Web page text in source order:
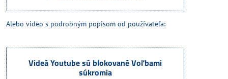
Alebo video s podrobným popisom od používateľa:
Videá Youtube sú blokované Voľbami
súkromia